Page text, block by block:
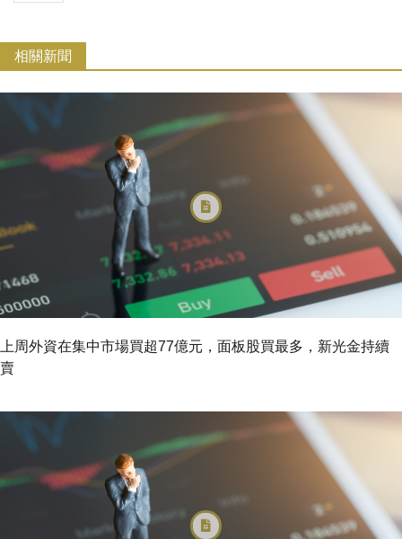
相關新聞
上周外資在集中市場買超77億元，面板股買最多，新光金持續
賣